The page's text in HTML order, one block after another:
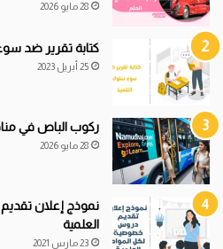
28 مايو 2026
كتابة تقرير ضد
25 أبريل 2023
ركوب الباص في
28 مايو 2026
نموذج إعلان
العلمية
23 مارس 2021